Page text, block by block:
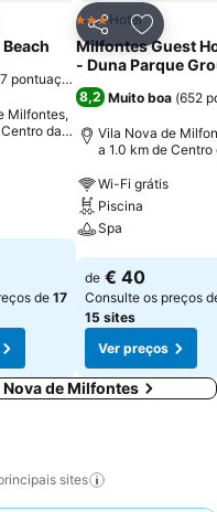
aos favoritos
pontuações
Milfontes,
da
de17
Partilhar
3 Estrelas
Hotel
Milfontes Guest
- Duna Parque
8,2 Muito boa (652
Vila Nova de
a 1.0 km de Centro
Wi-Fi grátis
Piscina
Spa
Ver preços
de € 40
Consulte os preços
15 sites
Ver preços
Nova de Milfontes
sites